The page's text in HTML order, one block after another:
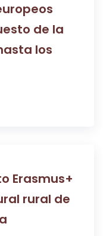
de la
los
Erasmus+
rural de